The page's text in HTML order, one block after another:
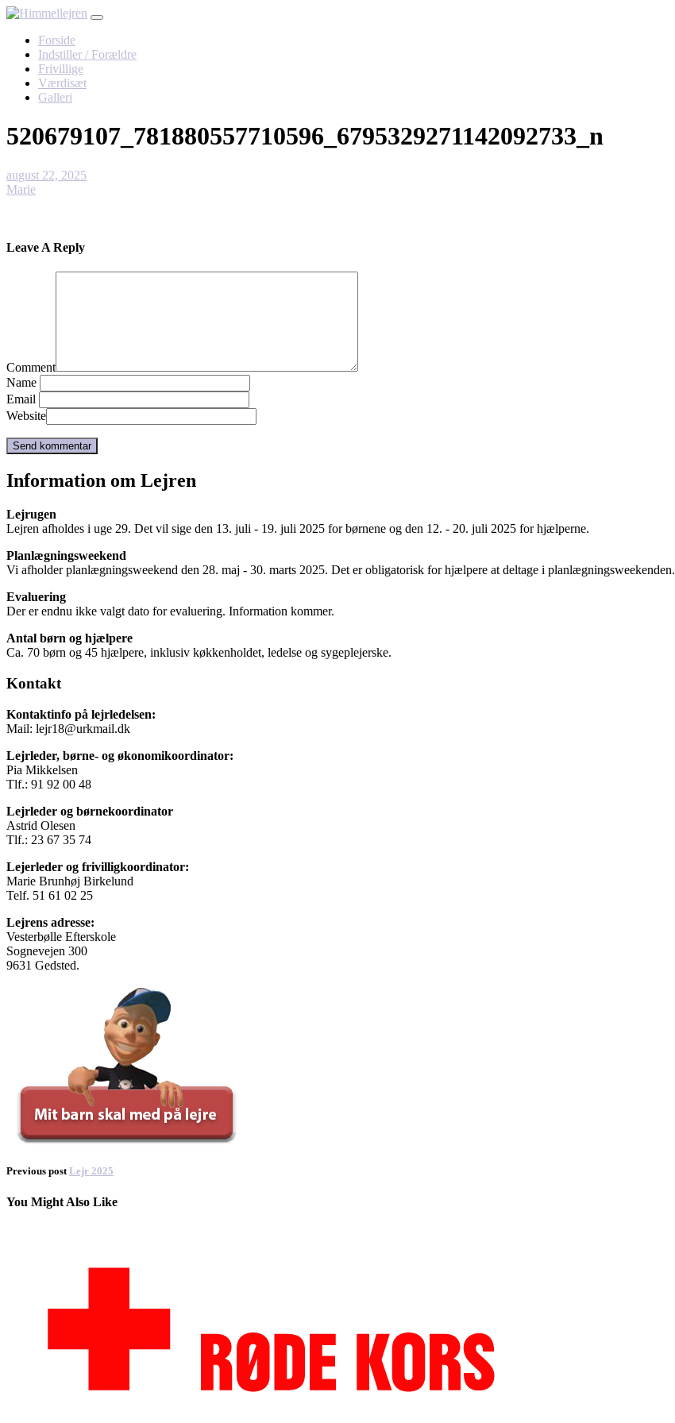
Skip
contentForside
Indstiller / Forældre
Frivillige
Værdisæt
Galleri
520679107_781880557710596_6795329271142092733_n
august 22, 2025
Marie
Leave A Reply
Comment
Name
Email
Website
Information om Lejren
Lejrugen
Lejren afholdes i uge 29. Det vil sige den 13. juli - 19. juli 2025 for børnene og den 12. - 20. juli 2025 for hjælperne.
Planlægningsweekend
Vi afholder planlægningsweekend den 28. maj - 30. marts 2025. Det er obligatorisk for hjælpere at deltage i planlægningsweekenden.
Evaluering
Der er endnu ikke valgt dato for evaluering. Information kommer.
Antal børn og hjælpere
Ca. 70 børn og 45 hjælpere, inklusiv køkkenholdet, ledelse og sygeplejerske.
Kontakt
Kontaktinfo på lejrledelsen:
Mail: lejr18@urkmail.dk
Lejrleder, børne- og økonomikoordinator:
Pia Mikkelsen
Tlf.: 91 92 00 48
Lejrleder og børnekoordinator
Astrid Olesen
Tlf.: 23 67 35 74
Lejerleder og frivilligkoordinator:
Marie Brunhøj Birkelund
Telf. 51 61 02 25
Lejrens adresse:
Vesterbølle Efterskole
Sognevejen 300
9631 Gedsted.
Previous post Lejr 2025
You Might Also Like